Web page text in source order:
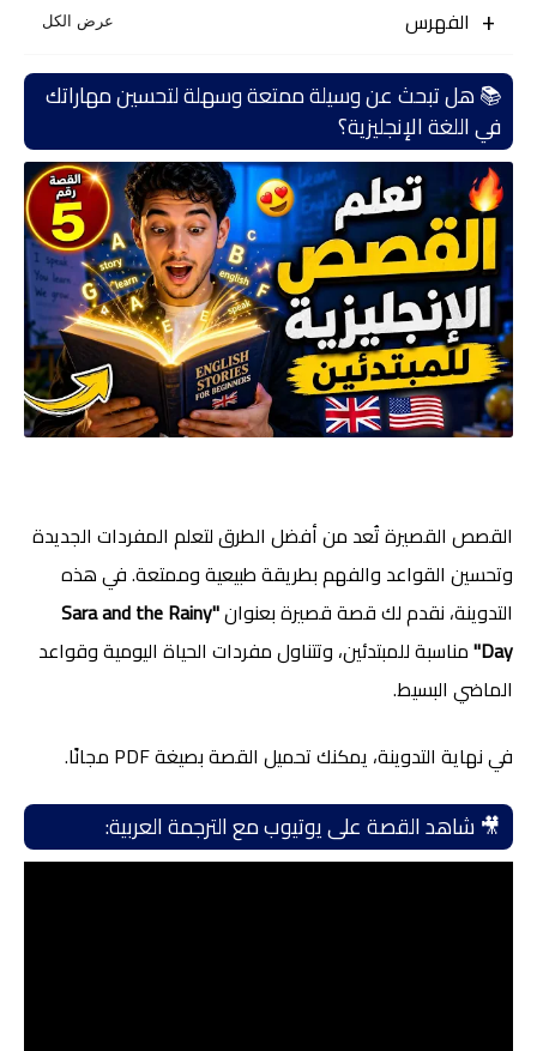
الفهرس
📚 هل تبحث عن وسيلة ممتعة وسهلة لتحسين مهاراتك
في اللغة الإنجليزية؟
القصص القصيرة تُعد من أفضل الطرق لتعلم المفردات الجديدة
وتحسين القواعد والفهم بطريقة طبيعية وممتعة. في هذه
التدوينة، نقدم لك قصة قصيرة بعنوان "Sara and the Rainy
Day" مناسبة للمبتدئين، وتتناول مفردات الحياة اليومية وقواعد
الماضي البسيط.
في نهاية التدوينة، يمكنك تحميل القصة بصيغة PDF مجانًا.
🎥 شاهد القصة على يوتيوب مع الترجمة العربية: